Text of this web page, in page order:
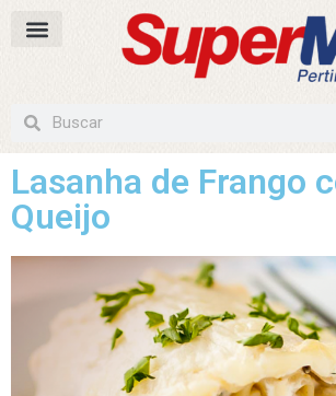
Lasanha de Frango
Queijo